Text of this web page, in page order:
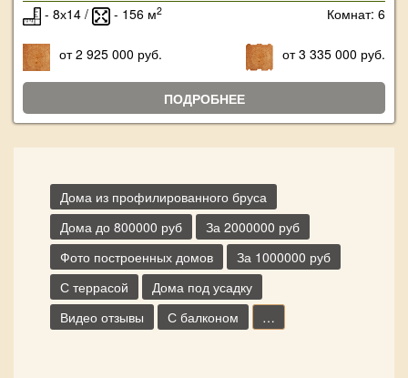
- 8х14 /
- 156 м2 Комнат: 6
от 2 925 000 руб. от 3 335 000 руб.
ПОДРОБНЕЕ
Дома из профилированного бруса
Дома до 800000 руб
За 2000000 руб
Фото построенных домов
За 1000000 руб
С террасой
Дома под усадку
Видео отзывы
С балконом …